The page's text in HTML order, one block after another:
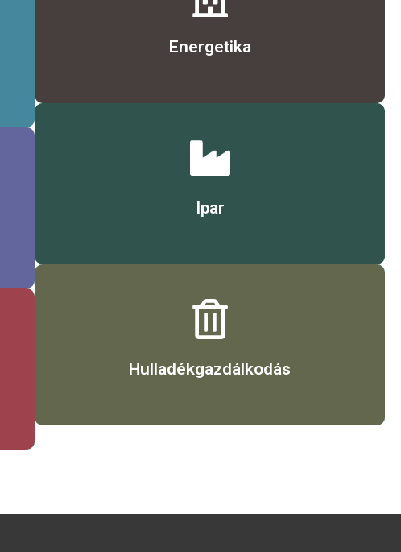
Energetika
Ipar
Hulladékgazdálkodás